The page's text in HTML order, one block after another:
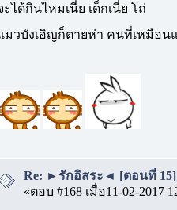
ะได้กินไหมเนี่ย เด็กเนี่ย โถ่
มวบังเอิญก็ตายห่า คนที่เหมือน
Re: ►รักอิสระ◄ [ตอนที่ 15]
«ตอบ #168 เมื่อ11-02-2017